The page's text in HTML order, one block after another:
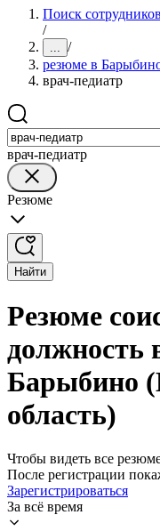
Поиск
/
... /
резюме в
врач-педиатр
врач-педиатр
Резюме
Найти
Резюме
должность
Барыбино
область)
Чтобы видеть все
После регистрации
Зарегистрироваться
За всё время